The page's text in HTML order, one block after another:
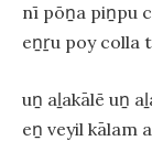
nī pōṉa piṉpu
eṉṟu poy colla
uṉ aḻakālē uṉ
eṉ veyil kālam